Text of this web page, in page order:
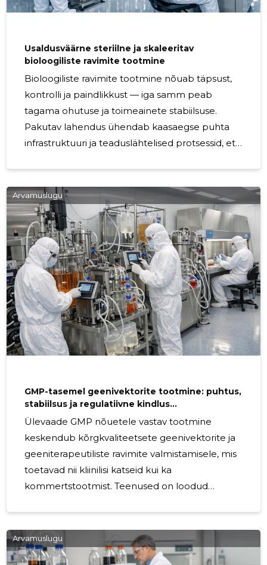
Usaldusväärne steriilne ja skaleeritav
bioloogiliste ravimite tootmine
Bioloogiliste ravimite tootmine nõuab täpsust,
kontrolli ja paindlikkust — iga samm peab
tagama ohutuse ja toimeainete stabiilsuse.
Pakutav lahendus ühendab kaasaegse puhta
infrastruktuuri ja teaduslähtelised protsessid, et
annustamisvormides. Süsteemse
kvaliteedijuhtimise ja range regulatiivse
vastavusega tagatakse tulemus, mis toetab
turule jõudmist ja patsiendi ohutust. Kellele
sobib Teenustus on mõeldud
farmaatsiaettevõtetele, biotehnoloogia start-
up’idele, kliiniliste uuringute partneritele ja
Arvamuslugu
GMP-tasemel geenivektorite tootmine: puhtus,
stabiilsus ja regulatiivne kindlus
geeniterapeutiliste ravimite turuletoomiseks
Ülevaade GMP nõuetele vastav tootmine
keskendub kõrgkvaliteetsete geenivektorite ja
geeniterapeutiliste ravimite valmistamisele, mis
toetavad nii kliinilisi katseid kui ka
kommertstootmist. Teenused on loodud
reprodutseeritavat tootmislahendust, mis
vähendab arendusriske ja kiirendab ajajoont
Arvamuslugu